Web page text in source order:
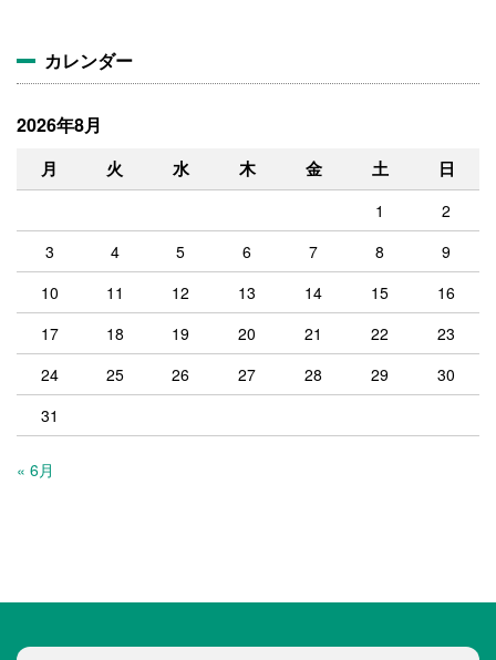
カレンダー
2026年8月
月 火 水 木 金 土 日
1
2
3
4 5 6 7 8
9
10
11 12 13 14 15
16
17
18 19 20 21 22
23
24
25 26 27 28 29
30
31
« 6月